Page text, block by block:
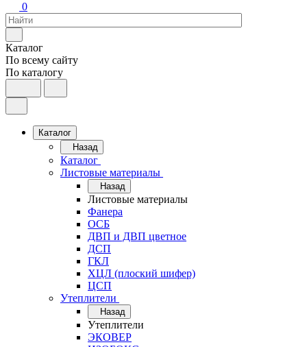
0
Каталог
По всему сайту
По каталогу
Каталог
Назад
Каталог
Листовые материалы
Назад
Листовые материалы
Фанера
ОСБ
ДВП и ДВП цветное
ДСП
ГКЛ
ХЦЛ (плоский шифер)
ЦСП
Утеплители
Назад
Утеплители
ЭКОВЕР